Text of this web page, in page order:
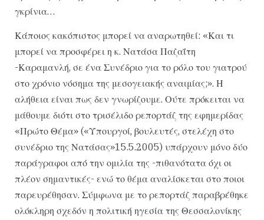
γκρίνια…
Κάποιος κακόπιστος μπορεί να αναρωτηθεί: «Και τι
μπορεί να προσφέρει η κ. Νατάσα Παζαΐτη
-Καραμανλή, σε ένα Συνέδριο για το ρόλο του γιατρού
στο χρόνιο νόσημα της μεσογειακής αναιμίας;». Η
αλήθεια είναι πως δεν γνωρίζουμε. Ούτε πρόκειται να
μάθουμε διότι στο τρισέλιδο ρεπορτάζ της εφημερίδας
«Πρώτο Θέμα» («Υπουργοί, βουλευτές, στελέχη στο
συνέδριο της Νατάσας»15.5.2005) υπάρχουν μόνο δύο
παράγραφοι από την ομιλία της -πιθανότατα όχι οι
πλέον σημαντικές- ενώ το θέμα αναλίσκεται στο ποιοι
παρευρέθησαν. Σύμφωνα με το ρεπορτάζ παραβρέθηκε
ολόκληρη σχεδόν η πολιτική ηγεσία της Θεσσαλονίκης